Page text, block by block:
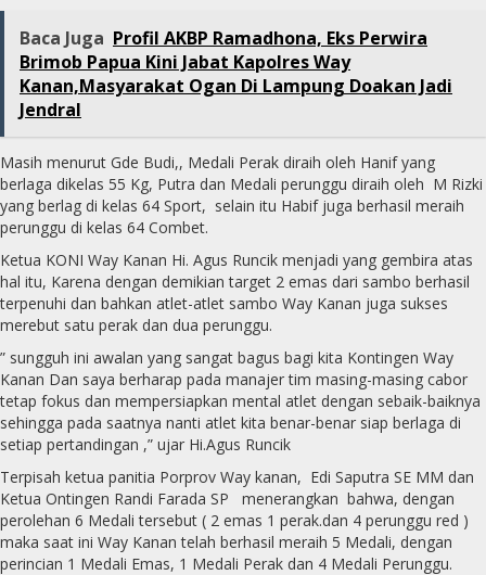
Baca Juga Profil AKBP Ramadhona, Eks Perwira
Brimob Papua Kini Jabat Kapolres Way
Kanan,Masyarakat Ogan Di Lampung Doakan Jadi
Jendral
Masih menurut Gde Budi,, Medali Perak diraih oleh Hanif yang
berlaga dikelas 55 Kg, Putra dan Medali perunggu diraih oleh M Rizki
yang berlag di kelas 64 Sport, selain itu Habif juga berhasil meraih
perunggu di kelas 64 Combet.
Ketua KONI Way Kanan Hi. Agus Runcik menjadi yang gembira atas
hal itu, Karena dengan demikian target 2 emas dari sambo berhasil
terpenuhi dan bahkan atlet-atlet sambo Way Kanan juga sukses
merebut satu perak dan dua perunggu.
” sungguh ini awalan yang sangat bagus bagi kita Kontingen Way
Kanan Dan saya berharap pada manajer tim masing-masing cabor
tetap fokus dan mempersiapkan mental atlet dengan sebaik-baiknya
sehingga pada saatnya nanti atlet kita benar-benar siap berlaga di
setiap pertandingan ,” ujar Hi.Agus Runcik
Terpisah ketua panitia Porprov Way kanan, Edi Saputra SE MM dan
Ketua Ontingen Randi Farada SP menerangkan bahwa, dengan
perolehan 6 Medali tersebut ( 2 emas 1 perak.dan 4 perunggu red )
maka saat ini Way Kanan telah berhasil meraih 5 Medali, dengan
perincian 1 Medali Emas, 1 Medali Perak dan 4 Medali Perunggu.